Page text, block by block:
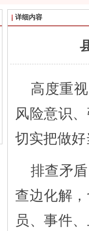
详细内容
高度重
风险意识
切实把做
排查矛
查边化解
员、事件